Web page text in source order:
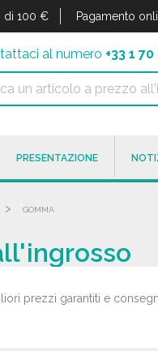
di 100 € Pagamento
al numero +33 1
PRESENTAZIONE
> GOMMA
prezzi garantiti e